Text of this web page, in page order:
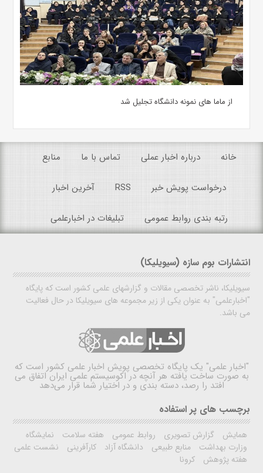
از ماما های نمونه دانشگاه تجلیل شد
خانه درباره اخبار عملی تماس با ما منابع
درخواست پویش خبر RSS آخرین اخبار
رتبه بندی روابط عمومی تبلیغات در اخبارعلمی
انتشارات بوم سازه (سیویلیکا)
سیویلیکا، ناشر تخصصی مقالات و گزارشهای علمی کشور است که پایگاه
"اخبارعلمی" به عنوان یکی از زیر مجموعه های سیویلیکا در حال فعالیت
می باشد.
"اخبار علمی" یک پایگاه تخصصی پویش اخبار علمی کشور است که
به صورت ساخت یافته هر آنچه در اکوسیستم علمی ایران اتفاق می
افتد را رصد، دسته بندی و در اختیار شما قرار می‌دهد
برچسب های پر استفاده
همایش گزارش تصویری روابط عمومی هفته سلامت
نمایشگاه
وزارت بهداشت
منابع طبیعی دانشگاه آزاد کارآفرینی
نشست علمی
هفته پژوهش
کرونا